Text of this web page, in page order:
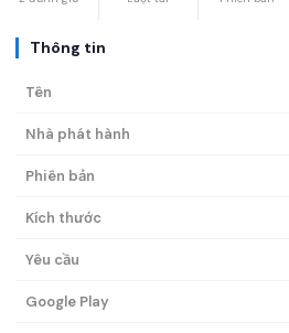
Thông tin
Tên
Nhà phát hành
Phiên bản
Kích thước
Yêu cầu
Google Play